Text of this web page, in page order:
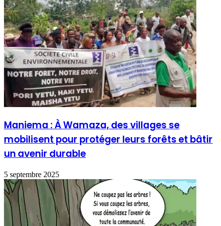
Maniema : À Wamaza, des villages se
mobilisent pour protéger leurs forêts et bâtir
un avenir durable
5 septembre 2025